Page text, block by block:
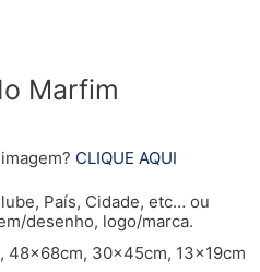
Marfim
CLIQUE AQUI
País, Cidade, etc… ou
desenho, logo/marca.
48x68cm, 30x45cm, 13x19cm